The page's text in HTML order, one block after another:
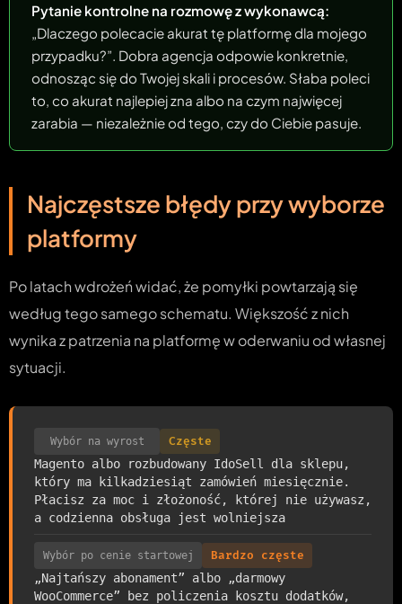
Pytanie kontrolne na rozmowę z wykonawcą:
„Dlaczego polecacie akurat tę platformę dla mojego
przypadku?”. Dobra agencja odpowie konkretnie,
odnosząc się do Twojej skali i procesów. Słaba poleci
to, co akurat najlepiej zna albo na czym najwięcej
zarabia — niezależnie od tego, czy do Ciebie pasuje.
Najczęstsze błędy przy wyborze
platformy
Po latach wdrożeń widać, że pomyłki powtarzają się
według tego samego schematu. Większość z nich
wynika z patrzenia na platformę w oderwaniu od własnej
sytuacji.
Wybór na wyrost
Magento albo rozbudowany IdoSell dla sklepu,
który ma kilkadziesiąt zamówień miesięcznie.
Płacisz za moc i złożoność, której nie używasz,
a codzienna obsługa jest wolniejsza
Częste
Wybór po cenie startowej
„Najtańszy abonament” albo „darmowy
WooCommerce” bez policzenia kosztu dodatków,
Bardzo częste